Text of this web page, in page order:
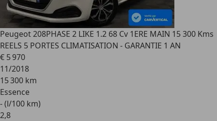
Peugeot 208PHASE 2 LIKE 1.2 68 Cv 1ERE MAIN 15 300 Kms
REELS 5 PORTES CLIMATISATION - GARANTIE 1 AN
€ 5 970
11/2018
15 300 km
Essence
- (l/100 km)
2,8